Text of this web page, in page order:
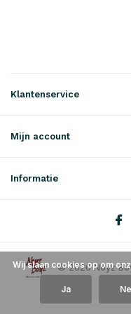
Klantenservice
Mijn account
Informatie
© 2026 Noyz
Wij slaan cookies op om
Ja